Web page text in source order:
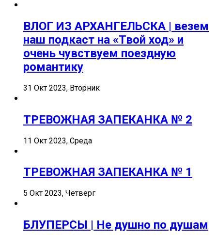
ВЛОГ ИЗ АРХАНГЕЛЬСКА | везем
наш подкаст на «Твой ход» и
очень чувствуем поездную
романтику
31 Окт 2023, Вторник
ТРЕВОЖНАЯ ЗАПЕКАНКА № 2
11 Окт 2023, Среда
ТРЕВОЖНАЯ ЗАПЕКАНКА № 1
5 Окт 2023, Четверг
БЛУПЕРСЫ | Не душно по душам